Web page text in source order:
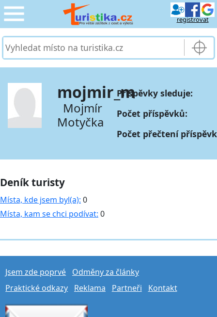
registrovat
CESTOVÁNÍ
SLUŽBY & DOPRAVA ›
PRO TURISTY ›
MOJE TURISTIKA ›
mojmir_m
Mojmír
Motyčka
Příspěvky sleduje:
Počet příspěvků:
Počet přečtení
Deník turisty
Místa, kde jsem byl(a): 0
Místa, kam se chci podívat: 0
Jsem zde poprvé
Odměny za články
Praktické odkazy
Reklama Partneři Kontakt